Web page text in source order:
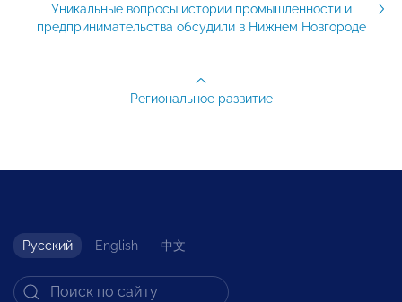
Уникальные вопросы истории промышленности и
предпринимательства обсудили в Нижнем Новгороде
Региональное развитие
Русский English 中文